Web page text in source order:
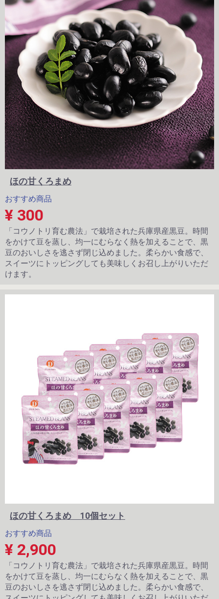
ほの甘くろまめ
おすすめ商品
¥ 300
「コウノトリ育む農法」で栽培された兵庫県産黒豆。時間
をかけて豆を蒸し、均一にむらなく熱を加えることで、黒
豆のおいしさを逃さず閉じ込めました。柔らかい食感で、
スイーツにトッピングしても美味しくお召し上がりいただ
けます。
ほの甘くろまめ 10個セット
おすすめ商品
¥ 2,900
「コウノトリ育む農法」で栽培された兵庫県産黒豆。時間
をかけて豆を蒸し、均一にむらなく熱を加えることで、黒
豆のおいしさを逃さず閉じ込めました。柔らかい食感で、